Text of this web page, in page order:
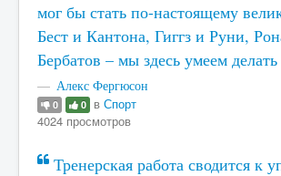
мог бы стать по-настоящему
Бест и Кантона, Гиггз и Руни,
Бербатов – мы здесь умеем делать
Алекс Фергюсон
0 0 в Спорт
4024 просмотров
Тренерская работа сводится к